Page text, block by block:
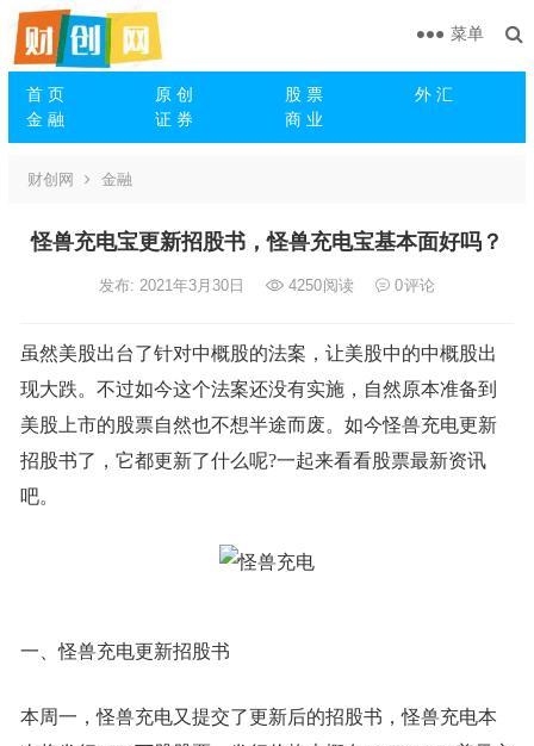
首 页 原 创 股 票
外 汇
金 融
证 券 商 业
菜单
财创网 金融
怪兽充电宝更新招股书，怪兽充电宝基本面好吗？
发布: 2021年3月30日 4250阅读 0评论
虽然美股出台了针对中概股的法案，让美股中的中概股出
现大跌。不过如今这个法案还没有实施，自然原本准备到
美股上市的股票自然也不想半途而废。如今怪兽充电更新
招股书了，它都更新了什么呢?一起来看看股票最新资讯
吧。
一、怪兽充电更新招股书
本周一，怪兽充电又提交了更新后的招股书，怪兽充电本